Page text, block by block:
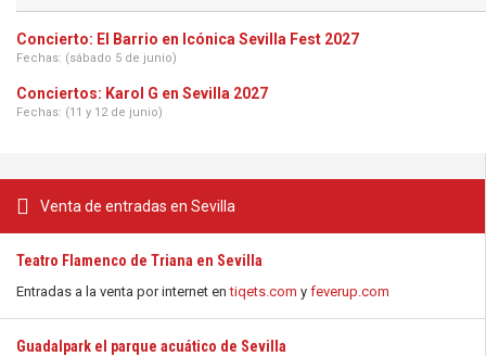
Venta de entradas en Sevilla
Teatro Flamenco de Triana en Sevilla
Entradas a la venta por internet entiqets.com y feverup.com
Guadalpark el parque acuático de Sevilla
Concierto: El Barrio en Icónica Sevilla Fest 2027
Fechas: (sábado 5 de junio)
Conciertos: Karol G en Sevilla 2027
Fechas: (11 y 12 de junio)